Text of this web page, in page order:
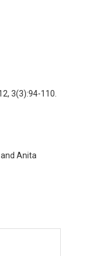
3(3):94-110.
Anita